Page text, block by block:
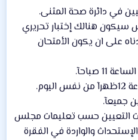
في دائرة صحة المثنى.
سيكون هنالك إختبار تحريري
على ان يكون الأمتحان
جميعآ.
التعيين حسب تعليمات مجلس
والواردة في الفقرة